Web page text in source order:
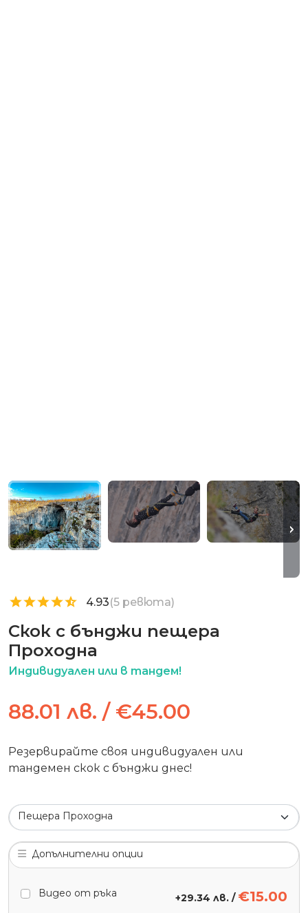
4.93(5 ревюта)
Скок с бънджи пещера
Проходна
Индивидуален или в тандем!
88.01 лв. / €45.00
Резервирайте своя индивидуален или
тандемен скок с бънджи днес!
Пещера Проходна
Допълнителни опции
Видео от ръка +29.34 лв. / €15.00